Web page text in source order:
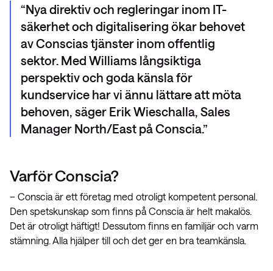
Nya direktiv och regleringar inom IT-
säkerhet och digitalisering ökar behovet
av Conscias tjänster inom offentlig
sektor. Med Williams långsiktiga
perspektiv och goda känsla för
kundservice har vi ännu lättare att möta
behoven, säger Erik Wieschalla, Sales
Manager North/East på Conscia.
Varför Conscia?
– Conscia är ett företag med otroligt kompetent personal.
Den spetskunskap som finns på Conscia är helt makalös.
Det är otroligt häftigt! Dessutom finns en familjär och varm
stämning. Alla hjälper till och det ger en bra teamkänsla.